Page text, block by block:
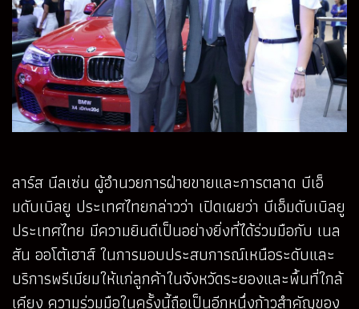
ลาร์ส นีลเซ่น ผู้อำนวยการฝ่ายขายและการตลาด บีเอ็
มดับเบิลยู ประเทศไทยกล่าวว่า เปิดเผยว่า บีเอ็มดับเบิลยู
ประเทศไทย มีความยินดีเป็นอย่างยิ่งที่ได้ร่วมมือกับ เนล
สัน ออโต้เฮาส์ ในการมอบประสบการณ์เหนือระดับและ
บริการพรีเมียมให้แก่ลูกค้าในจังหวัดระยองและพื้นที่ใกล้
เคียง ความร่วมมือในครั้งนี้ถือเป็นอีกหนึ่งก้าวสำคัญของ